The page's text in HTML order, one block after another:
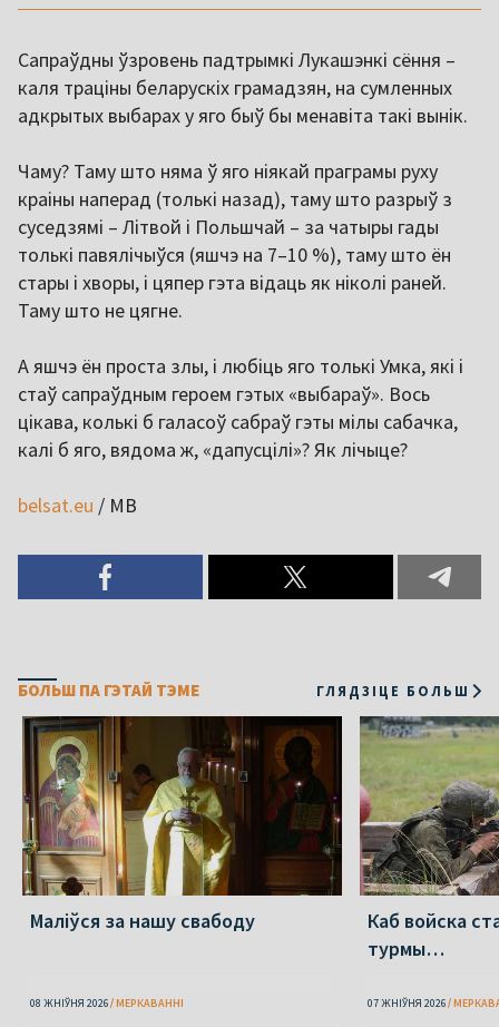
Сапраўдны ўзровень падтрымкі Лукашэнкі сёння –
каля траціны беларускіх грамадзян, на сумленных
адкрытых выбарах у яго быў бы менавіта такі вынік.
Чаму? Таму што няма ў яго ніякай праграмы руху
краіны наперад (толькі назад), таму што разрыў з
суседзямі – Літвой і Польшчай – за чатыры гады
толькі павялічыўся (яшчэ на 7–10 %), таму што ён
стары і хворы, і цяпер гэта відаць як ніколі раней.
Таму што не цягне.
А яшчэ ён проста злы, і любіць яго толькі Умка, які і
стаў сапраўдным героем гэтых «выбараў». Вось
цікава, колькі б галасоў сабраў гэты мілы сабачка,
калі б яго, вядома ж, «дапусцілі»? Як лічыце?
belsat.eu / МВ
БОЛЬШ ПА ГЭТАЙ ТЭМЕ ГЛЯДЗІЦЕ БОЛЬШ
Маліўся за нашу свабоду
08 ЖНІЎНЯ 2026 МЕРКАВАННI
Каб войска
турмы…
07 ЖНІЎНЯ 2026